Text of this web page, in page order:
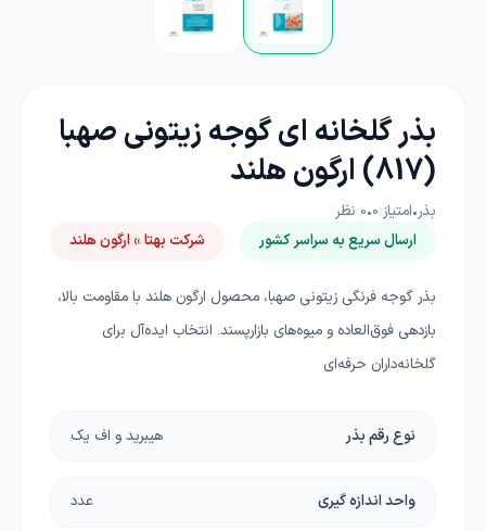
بذر گلخانه ای گوجه زیتونی صهبا
(817) ارگون هلند
بذر•امتیاز 0
•
0 نظر
ارسال سریع به سراسر کشور
شرکت بهتا » ارگون هلند
بذر گوجه فرنگی زیتونی صهبا، محصول ارگون هلند با مقاومت بالا،
بازدهی فوق‌العاده و میوه‌های بازارپسند. انتخاب ایده‌آل برای
گلخانه‌داران حرفه‌ای
نوع رقم بذر هیبرید و اف یک
واحد اندازه گیری عدد